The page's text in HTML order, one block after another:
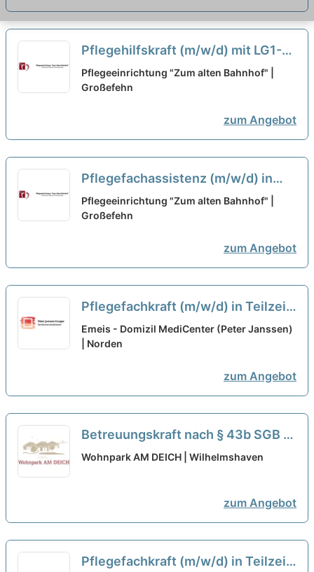
Pflegehilfskraft (m/w/d) mit LG1-
und LG2-Behandlungsschein in
Teilzeit (80- 120 Stunden/Monat) -
Dich wohl fühlen kannst! neu
Pflegeeinrichtung "Zum alten Bahnhof" |
Großefehn
zum Angebot
Pflegefachassistenz (m/w/d) in
Teilzeit (80- 120 Stunden/Monat) -
Dein neuer Arbeitsplatz, an dem Du
Pflegeeinrichtung "Zum alten Bahnhof" |
Großefehn
zum Angebot
Pflegefachkraft (m/w/d) in Teilzeit
- Wir suchen Zuwachs in unserem
Team!
Emeis - Domizil MediCenter (Peter Janssen)
| Norden
zum Angebot
Betreuungskraft nach § 43b SGB XI
(m/w/d) in Teilzeit - Wir suchen
Wohnpark AM DEICH | Wilhelmshaven
zum Angebot
Pflegefachkraft (m/w/d) in Teilzeit